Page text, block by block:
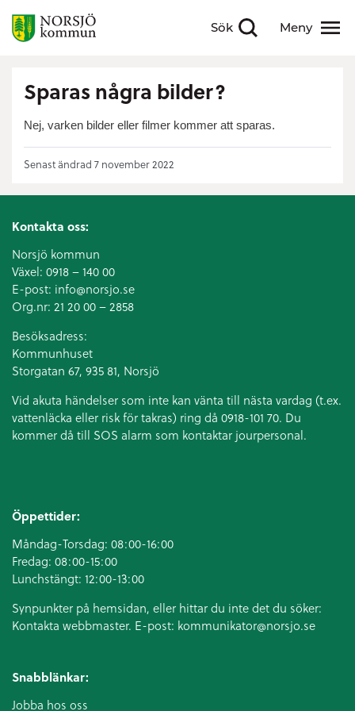
Sök
Visa sökfält Meny
Visa meny
Sparas några bilder?
Nej, varken bilder eller filmer kommer att sparas.
Senast ändrad 7 november 2022
Kontakta oss:
Norsjö kommun
Växel: 0918 – 140 00
E-post: info@norsjo.se
Org.nr: 21 20 00 – 2858
Besöksadress:
Kommunhuset
Storgatan 67, 935 81, Norsjö
Vid akuta händelser som inte kan vänta till nästa vardag (t.ex.
vattenläcka eller risk för takras) ring då 0918-101 70. Du
kommer då till SOS alarm som kontaktar jourpersonal.
Öppettider:
Måndag-Torsdag: 08:00-16:00
Fredag: 08:00-15:00
Lunchstängt: 12:00-13:00
Synpunkter på hemsidan, eller hittar du inte det du söker:
Kontakta webbmaster. E-post: kommunikator@norsjo.se
Snabblänkar:
Jobba hos oss